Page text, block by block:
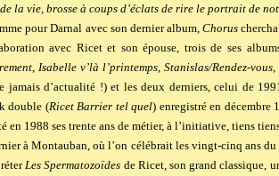
la vie, brosse à coups d’éclats de rire le portrait de
pour Darnal avec son dernier album, Chorus
avec Ricet et son épouse, trois de ses
Isabelle v’là l’printemps ,Stanislas/Rendez-vous
jamais d’actualité !) et les deux derniers, celui de
double (Ricet Barrier tel quel) enregistré en décembre
en 1988 ses trente ans de métier, à l’initiative, tiens
à Montauban, où l’on célébrait les vingt-cinq ans
Les Spermatozoïdes de Ricet, son grand classique,